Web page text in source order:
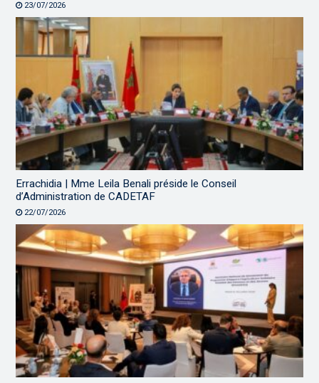
23/07/2026
Errachidia | Mme Leila Benali préside le Conseil
d’Administration de CADETAF
22/07/2026